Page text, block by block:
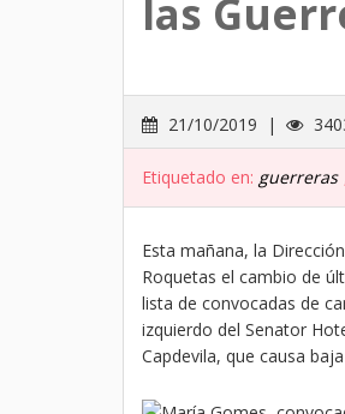
las
21/10/2019 |
Etiquetado en: guerreras
Esta mañana, la
Roquetas el cambio de
lista de convocadas de
izquierdo del Senator
Capdevila, que causa